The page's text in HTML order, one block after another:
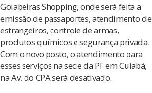
Goiabeiras Shopping, onde será feita a
emissão de passaportes, atendimento de
estrangeiros, controle de armas,
produtos químicos e segurança privada.
Com o novo posto, o atendimento para
esses serviços na sede da PF em Cuiabá,
na Av. do CPA será desativado.